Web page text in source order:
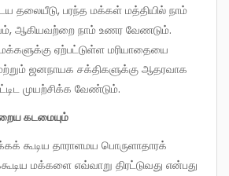
தலையீடு, பரந்த மக்கள் மத்தியில் நாம்
ஆகியவற்றை நாம் உணர வேணடும்.
ஏற்பட்டுள்ள மரியாதையை
மற்றும் ஜனநாயக சக்திகளுக்கு ஆதரவாக
முயற்சிக்க வேண்டும்.
கடமையும்
மக்களை எவ்வாறு திரட்டுவது என்பது